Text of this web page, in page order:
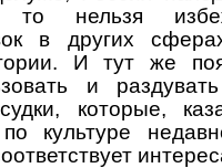
нельзя
в других
И тут же
и
которые,
культуре